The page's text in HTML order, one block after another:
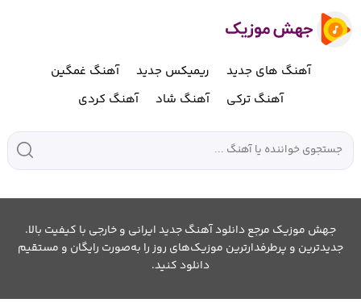
آهنگ های جدید ریمیکس جدید
آهنگ غمگین
آهنگ ترکی
آهنگ شاد آهنگ کردی
جهش موزیک مرجع دانلود آهنگ جدید ایرانی و خارجی با کیفیت بالا.
جدیدترین و پرطرفدارترین موزیک‌های روز را به‌صورت رایگان و مستقیم
دانلود کنید.